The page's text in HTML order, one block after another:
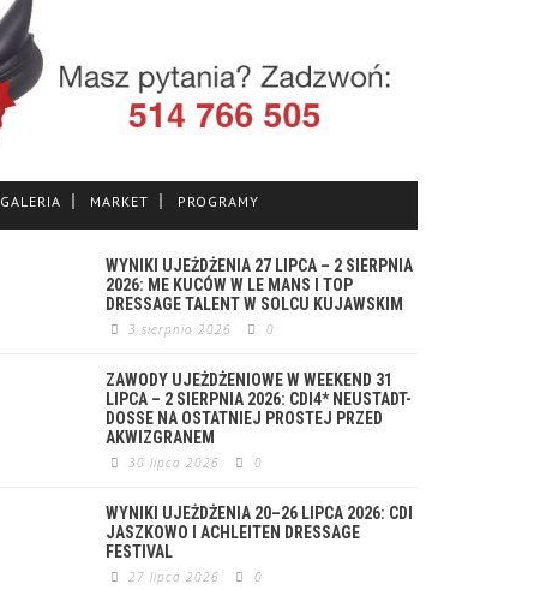
GALERIA MARKET PROGRAMY
WYNIKI UJEŻDŻENIA 27 LIPCA – 2 SIERPNIA
2026: ME KUCÓW W LE MANS I TOP
DRESSAGE TALENT W SOLCU KUJAWSKIM
3 sierpnia 2026 0
ZAWODY UJEŻDŻENIOWE W WEEKEND 31
LIPCA – 2 SIERPNIA 2026: CDI4* NEUSTADT-
DOSSE NA OSTATNIEJ PROSTEJ PRZED
AKWIZGRANEM
30 lipca 2026 0
WYNIKI UJEŻDŻENIA 20–26 LIPCA 2026: CDI
JASZKOWO I ACHLEITEN DRESSAGE
FESTIVAL
27 lipca 2026 0